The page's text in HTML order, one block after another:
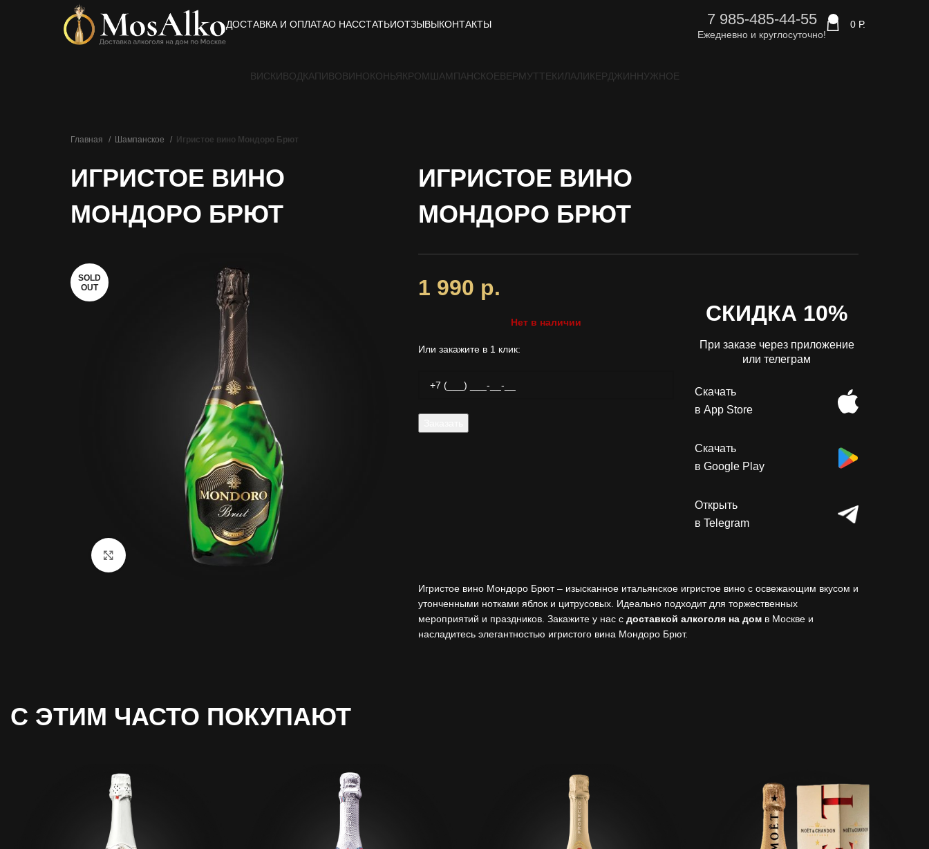
ДОСТАВКА И ОПЛАТАО НАССТАТЬИОТЗЫВЫКОНТАКТЫ 7 985-485-44-55
Ежедневно и круглосуточно!
0 Р.
ВИСКИВОДКАПИВОВИНОКОНЬЯКРОМШАМПАНСКОЕВЕРМУТТЕКИЛАЛИКЕРДЖИННУЖНОЕ
Главная Шампанское Игристое вино Мондоро Брют
ИГРИСТОЕ ВИНО
МОНДОРО БРЮТ
SOLD
OUT
Click to enlarge
ИГРИСТОЕ ВИНО
МОНДОРО БРЮТ
1 990 р.
Нет в наличии
Или закажите в 1 клик:
СКИДКА 10%
При заказе через приложение
или телеграм
Скачать
в App Store
Скачать
в Google Play
Открыть
в Telegram
Игристое вино Мондоро Брют – изысканное итальянское игристое вино с освежающим вкусом и
утонченными нотками яблок и цитрусовых. Идеально подходит для торжественных
мероприятий и праздников. Закажите у нас с доставкой алкоголя на домв Москве и
насладитесь элегантностью игристого вина Мондоро Брют.
С ЭТИМ ЧАСТО ПОКУПАЮТ